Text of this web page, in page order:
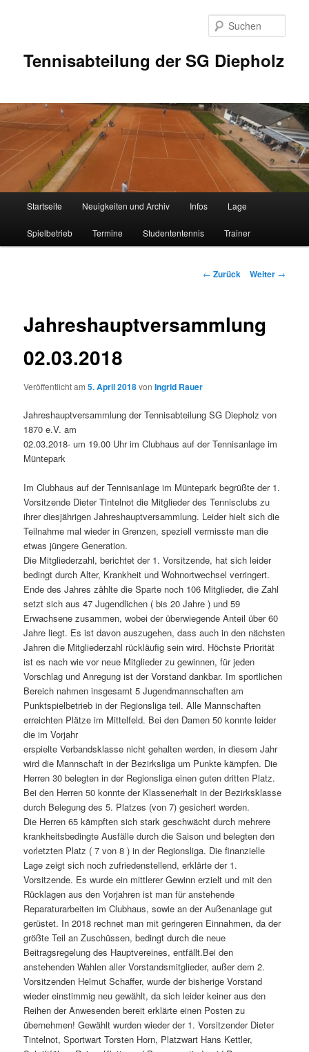
Tennisabteilung der SG Diepholz
Startseite Neuigkeiten und Archiv Infos Lage
Spielbetrieb Termine Studententennis Trainer
Beitrags-
← Zurück Weiter →
Jahreshauptversammlung
02.03.2018
Veröffentlicht am5. April 2018vonIngrid Rauer
Jahreshauptversammlung der Tennisabteilung SG Diepholz von
1870 e.V. am
02.03.2018- um 19.00 Uhr im Clubhaus auf der Tennisanlage im
Müntepark
Im Clubhaus auf der Tennisanlage im Müntepark begrüßte der 1.
Vorsitzende Dieter Tintelnot die Mitglieder des Tennisclubs zu
ihrer diesjährigen Jahreshauptversammlung. Leider hielt sich die
Teilnahme mal wieder in Grenzen, speziell vermisste man die
etwas jüngere Generation.
Die Mitgliederzahl, berichtet der 1. Vorsitzende, hat sich leider
bedingt durch Alter, Krankheit und Wohnortwechsel verringert.
Ende des Jahres zählte die Sparte noch 106 Mitglieder, die Zahl
setzt sich aus 47 Jugendlichen ( bis 20 Jahre ) und 59
Erwachsene zusammen, wobei der überwiegende Anteil über 60
Jahre liegt. Es ist davon auszugehen, dass auch in den nächsten
Jahren die Mitgliederzahl rückläufig sein wird. Höchste Priorität
ist es nach wie vor neue Mitglieder zu gewinnen, für jeden
Vorschlag und Anregung ist der Vorstand dankbar. Im sportlichen
Bereich nahmen insgesamt 5 Jugendmannschaften am
Punktspielbetrieb in der Regionsliga teil. Alle Mannschaften
erreichten Plätze im Mittelfeld. Bei den Damen 50 konnte leider
die im Vorjahr
erspielte Verbandsklasse nicht gehalten werden, in diesem Jahr
wird die Mannschaft in der Bezirksliga um Punkte kämpfen. Die
Herren 30 belegten in der Regionsliga einen guten dritten Platz.
Bei den Herren 50 konnte der Klassenerhalt in der Bezirksklasse
durch Belegung des 5. Platzes (von 7) gesichert werden.
Die Herren 65 kämpften sich stark geschwächt durch mehrere
krankheitsbedingte Ausfälle durch die Saison und belegten den
vorletzten Platz ( 7 von 8 ) in der Regionsliga. Die finanzielle
Lage zeigt sich noch zufriedenstellend, erklärte der 1.
Vorsitzende. Es wurde ein mittlerer Gewinn erzielt und mit den
Rücklagen aus den Vorjahren ist man für anstehende
Reparaturarbeiten im Clubhaus, sowie an der Außenanlage gut
gerüstet. In 2018 rechnet man mit geringeren Einnahmen, da der
größte Teil an Zuschüssen, bedingt durch die neue
Beitragsregelung des Hauptvereines, entfällt.Bei den
anstehenden Wahlen aller Vorstandsmitglieder, außer dem 2.
Vorsitzenden Helmut Schaffer, wurde der bisherige Vorstand
wieder einstimmig neu gewählt, da sich leider keiner aus den
Reihen der Anwesenden bereit erklärte einen Posten zu
übernehmen! Gewählt wurden wieder der 1. Vorsitzender Dieter
Tintelnot, Sportwart Torsten Horn, Platzwart Hans Kettler,